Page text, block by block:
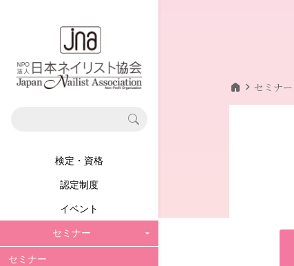
検定・資格
認定制度
イベント
セミナー
セミナー
home chevron_right セミナー